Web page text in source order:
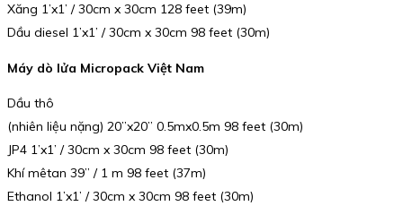
Xăng 1’x1’ / 30cm x 30cm 128 feet (39m)
Dầu diesel 1’x1’ / 30cm x 30cm 98 feet (30m)
Máy dò lửa Micropack Việt Nam
Dầu thô
(nhiên liệu nặng) 20”x20” 0.5mx0.5m 98 feet (30m)
JP4 1’x1’ / 30cm x 30cm 98 feet (30m)
Khí mêtan 39” / 1 m 98 feet (37m)
Ethanol 1’x1’ / 30cm x 30cm 98 feet (30m)